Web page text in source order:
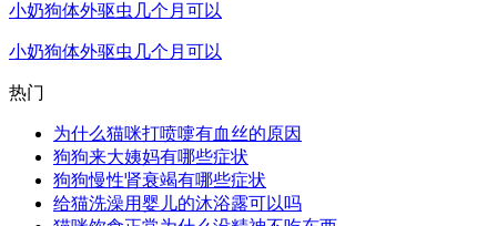
小奶狗体外驱虫几个月可以
小奶狗体外驱虫几个月可以
热门
为什么猫咪打喷嚏有血丝的原因
狗狗来大姨妈有哪些症状
狗狗慢性肾衰竭有哪些症状
给猫洗澡用婴儿的沐浴露可以吗